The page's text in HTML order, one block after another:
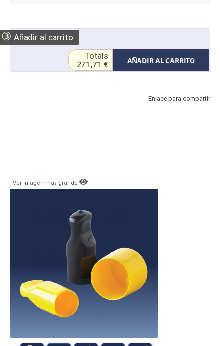
③ Añadir al carrito
AÑADIR AL CARRITO
Totals
271,71 €
Enlace para compartir
Ver imagen más grande